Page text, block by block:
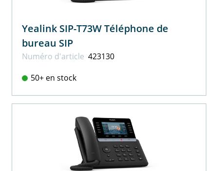
Yealink SIP-T73W Téléphone de
bureau SIP
Numéro d'article 423130
50+ en stock